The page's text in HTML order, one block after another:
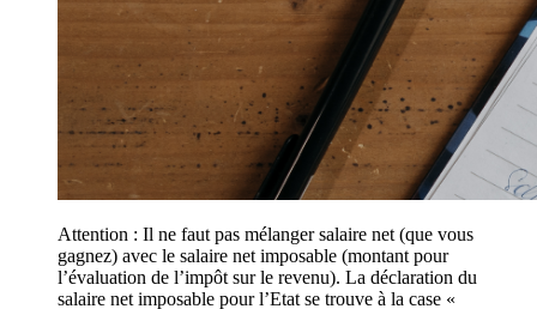
Attention : Il ne faut pas mélanger salaire net (que vous
gagnez) avec le salaire net imposable (montant pour
l’évaluation de l’impôt sur le revenu). La déclaration du
salaire net imposable pour l’Etat se trouve à la case «